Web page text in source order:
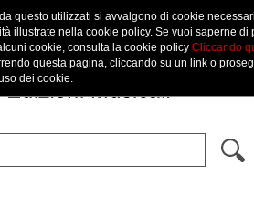
questo utilizzati si avvalgono di cookie
illustrate nella cookie policy. Se vuoi saperne di
cookie, consulta la cookie policy Cliccando
questa pagina, cliccando su un link o
dei cookie.